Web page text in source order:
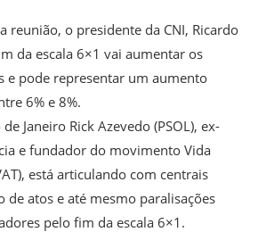
reunião, o presidente da CNI, Ricardo
da escala 6×1 vai aumentar os
e pode representar um aumento
6% e 8%.
Janeiro Rick Azevedo (PSOL), ex-
e fundador do movimento Vida
está articulando com centrais
de atos e até mesmo paralisações
pelo fim da escala 6×1.